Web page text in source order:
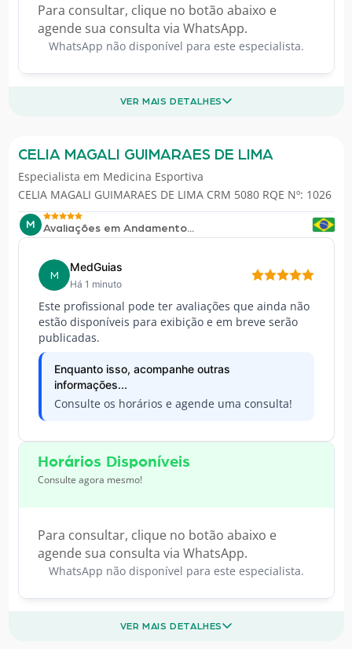
Para consultar, clique no botão abaixo e
agende sua consulta via WhatsApp.
WhatsApp não disponível para este especialista.
VER MAIS DETALHES
CELIA MAGALI GUIMARAES DE LIMA
Especialista em Medicina Esportiva
CELIA MAGALI GUIMARAES DE LIMA CRM 5080 RQE Nº: 1026
M Avaliações em Andamento...
M
MedGuias
Há 1 minuto
Este profissional pode ter avaliações que ainda não
estão disponíveis para exibição e em breve serão
publicadas.
Enquanto isso, acompanhe outras
informações...
Consulte os horários e agende uma consulta!
Horários Disponíveis
Consulte agora mesmo!
Para consultar, clique no botão abaixo e
agende sua consulta via WhatsApp.
WhatsApp não disponível para este especialista.
VER MAIS DETALHES